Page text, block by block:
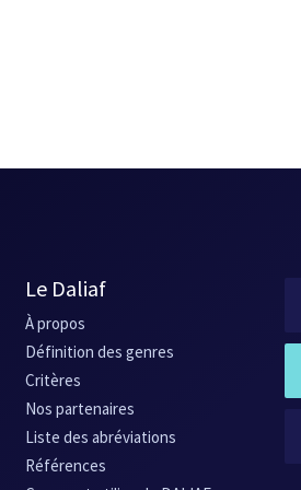
Le Daliaf
À propos
Définition des genres
Critères
Nos partenaires
Liste des abréviations
Références